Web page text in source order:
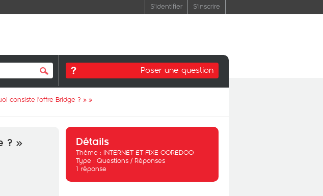
S'identifier S'inscrire
Poser une question
consiste l'offre Bridge ? » »
? » Détails
Thème : INTERNET ET FIXE OOREDOO
Type : Questions / Réponses
1 réponse